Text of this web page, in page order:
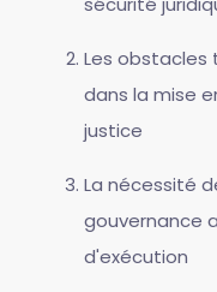
Les obstacles
dans la mise
justice
La nécessité
gouvernance
d'exécution